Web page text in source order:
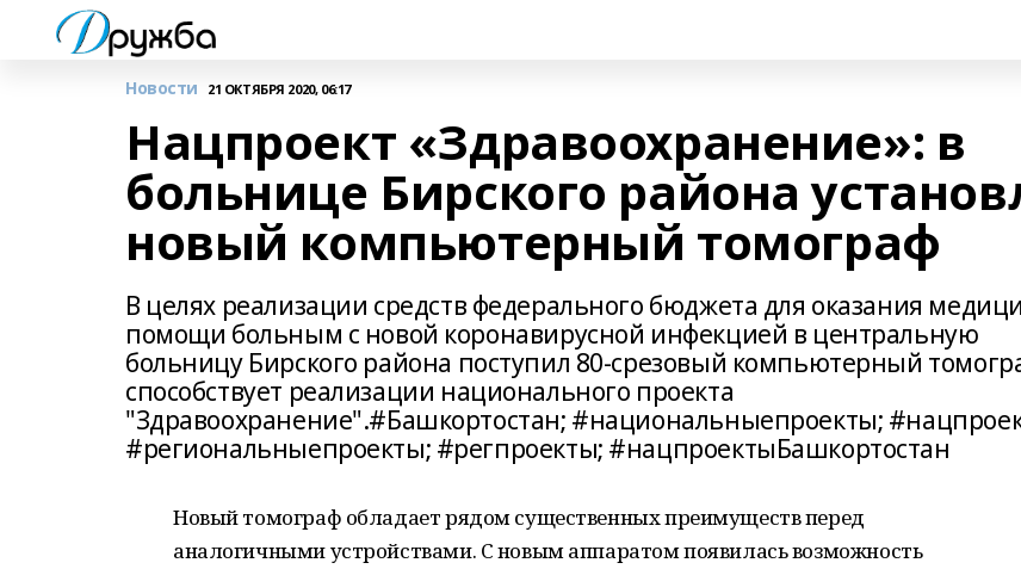
Новости 21 ОКТЯБРЯ 2020, 06:17
Нацпроект «Здравоохранение»: в
больнице Бирского района
новый компьютерный томограф
В целях реализации средств федерального бюджета для оказания
помощи больным с новой коронавирусной инфекцией в центральную
больницу Бирского района поступил 80-срезовый компьютерный
способствует реализации национального проекта
"Здравоохранение".#Башкортостан; #национальныепроекты;
#региональныепроекты; #регпроекты; #нацпроектыБашкортостан
Новый томограф обладает рядом существенных преимуществ перед
аналогичными устройствами. С новым аппаратом появилась возможность